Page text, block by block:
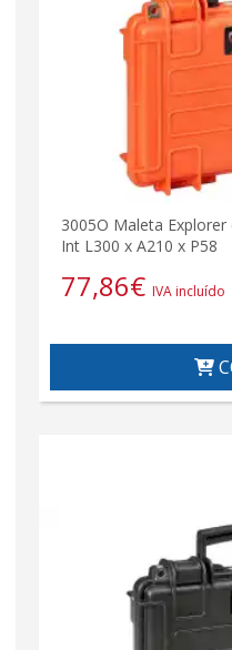
3005O Maleta
Int L300 x A210 x P58
77,86€ IVA incluído